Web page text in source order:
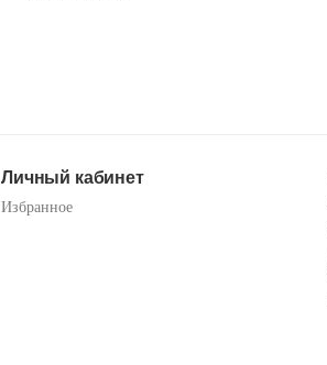
Личный кабинет
Избранное